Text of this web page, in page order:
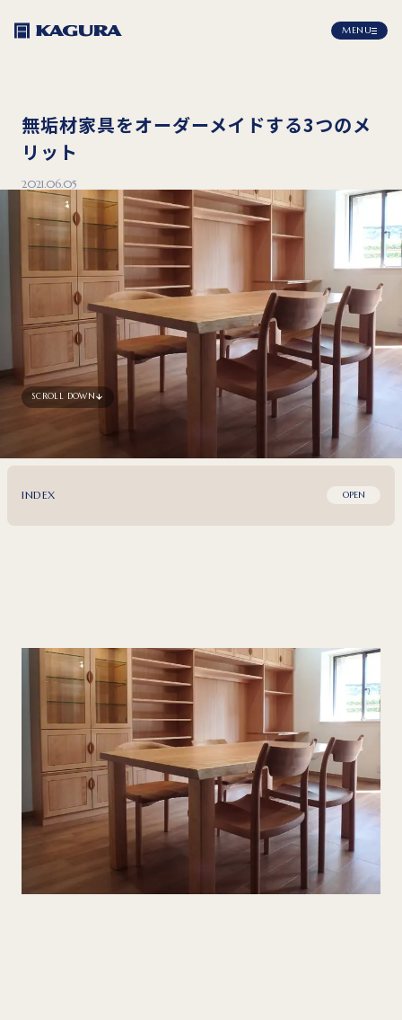
MENU
無垢材家具をオーダーメイドする3つのメ
リット
2021.06.05
SCROLL DOWN
INDEX OPEN